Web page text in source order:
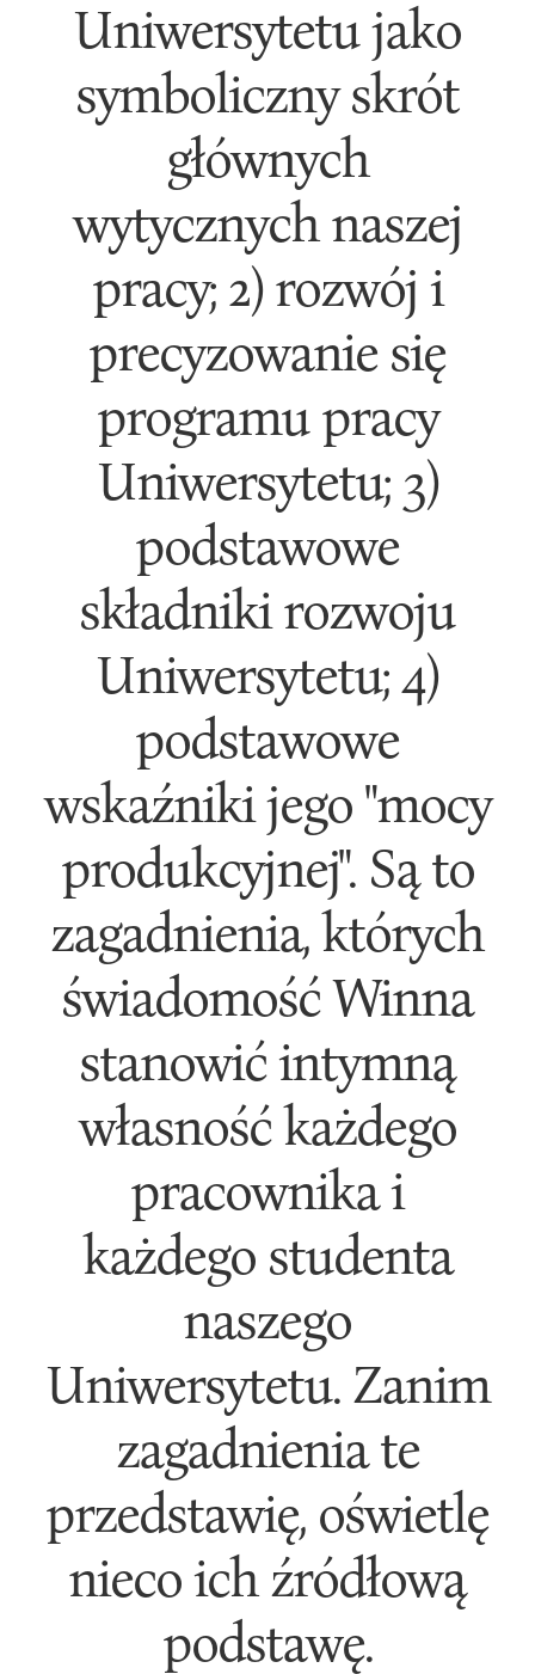
Uniwersytetu jako
symboliczny skrót
głównych
wytycznych naszej
pracy; 2) rozwój i
precyzowanie się
programu pracy
Uniwersytetu; 3)
podstawowe
składniki rozwoju
Uniwersytetu; 4)
podstawowe
wskaźniki jego "mocy
produkcyjnej". Są to
zagadnienia, których
świadomość Winna
stanowić intymną
własność każdego
pracownika i
każdego studenta
naszego
Uniwersytetu. Zanim
zagadnienia te
przedstawię, oświetlę
nieco ich źródłową
podstawę.